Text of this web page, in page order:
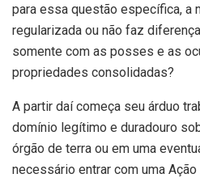
para essa questão específica, a
regularizada ou não faz
somente com as posses e as
propriedades consolidadas?
A partir daí começa seu árduo
domínio legítimo e duradouro
órgão de terra ou em uma
necessário entrar com uma